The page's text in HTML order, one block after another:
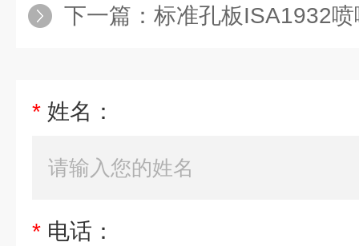
下一篇： 标准孔板ISA1932
* 姓名：
* 电话：